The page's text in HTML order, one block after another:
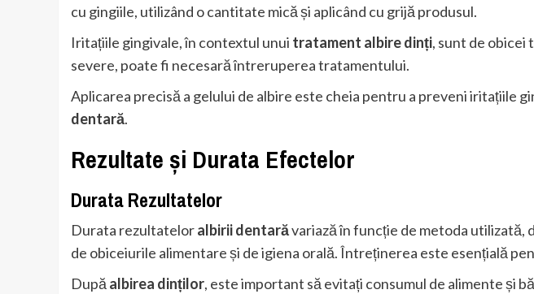
cu gingiile, utilizând o cantitate mică și aplicând cu grijă produsul.
Iritațiile gingivale, în contextul unui tratament albire dinți, sunt de obicei
severe, poate fi necesară întreruperea tratamentului.
Aplicarea precisă a gelului de albire este cheia pentru a preveni iritațiile
dentară.
Rezultate și Durata Efectelor
Durata Rezultatelor
Durata rezultateloralbirii dentarăvariază în funcție de metoda utilizată,
de obiceiurile alimentare și de igiena orală. Întreținerea este esențială
După albirea dinților, este important să evitați consumul de alimente și